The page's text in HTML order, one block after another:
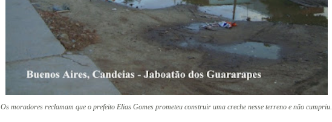
Os moradores reclamam que o prefeito Elias Gomes prometeu construir uma creche nesse terreno e não cumpriu.